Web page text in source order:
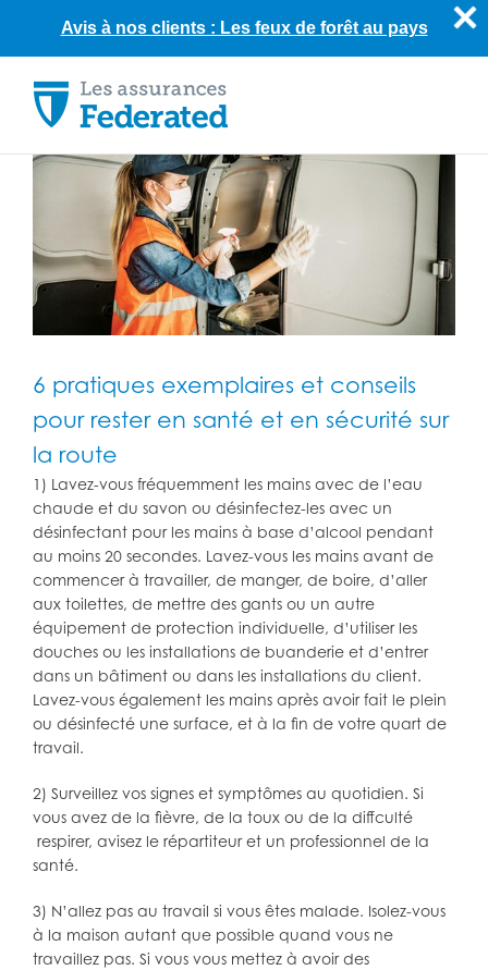
content
6 pratiques exemplaires et conseils
pour rester en santé et en sécurité sur
la route
1) Lavez-vous fréquemment les mains avec de l’eau
chaude et du savon ou désinfectez-les avec un
désinfectant pour les mains à base d’alcool pendant
au moins 20 secondes. Lavez-vous les mains avant de
commencer à travailler, de manger, de boire, d’aller
aux toilettes, de mettre des gants ou un autre
équipement de protection individuelle, d’utiliser les
douches ou les installations de buanderie et d’entrer
dans un bâtiment ou dans les installations du client.
Lavez-vous également les mains après avoir fait le plein
ou désinfecté une surface, et à la fin de votre quart de
travail.
2) Surveillez vos signes et symptômes au quotidien. Si
vous avez de la fièvre, de la toux ou de la diffculté
respirer, avisez le répartiteur et un professionnel de la
santé.
3) N’allez pas au travail si vous êtes malade. Isolez-vous
à la maison autant que possible quand vous ne
travaillez pas. Si vous vous mettez à avoir des
Avis à nos clients : Les feux de forêt au pays